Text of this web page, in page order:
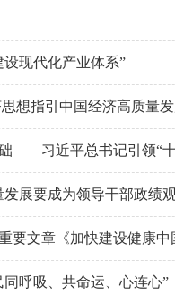
现代化产业体系”
想指引中国经济高质量
——习近平总书记引领“
展要成为领导干部政绩
要文章《加快建设健康中
呼吸、共命运、心连心”